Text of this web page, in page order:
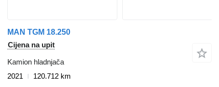
MAN TGM 18.250
Cijena na upit
Kamion hladnjača
2021
120.712 km